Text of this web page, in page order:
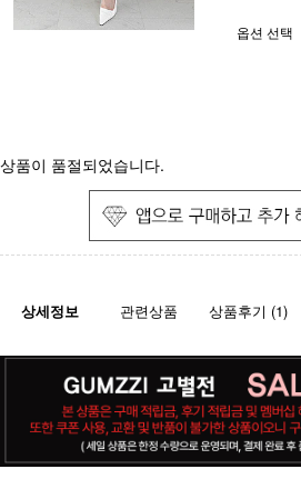
상품이 품절되었습니다.
상세정보 관련상품 상품후기 (1)